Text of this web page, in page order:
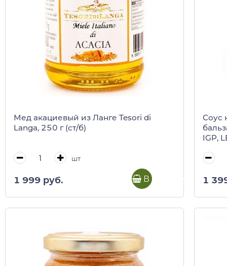
Мед акациевый из Ланге Tesori di
Langa, 250 г (ст/б)
шт
1 999 руб. В корзину
Соус
IGP,
1